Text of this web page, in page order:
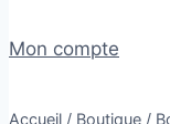
Mon compte
Accueil / Boutique /